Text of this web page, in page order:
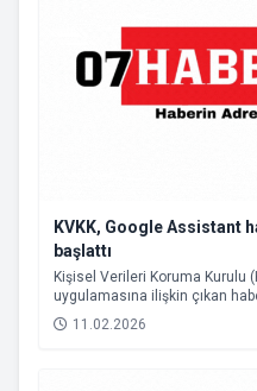
KVKK, Google Assistant
başlattı
Kişisel Verileri Koruma Kurulu
uygulamasına ilişkin çıkan
başlattı.
11.02.2026